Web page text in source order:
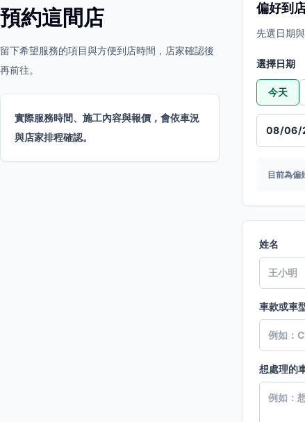
預約這間店
留下希望服務的項目與方便到店時間，店家確認後
再前往。
實際服務時間、施工內容與報價，會依車況
與店家排程確認。
偏好到
先選日期
選擇日期
今天
目前為偏
姓名
車款或車
想處理的